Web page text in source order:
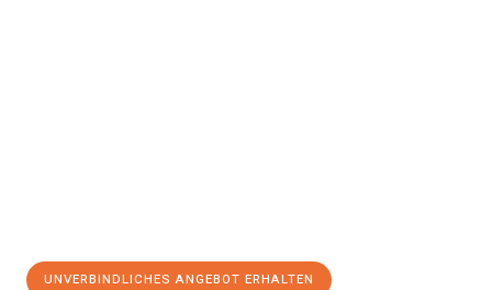
UNVERBINDLICHES ANGEBOT ERHALTEN